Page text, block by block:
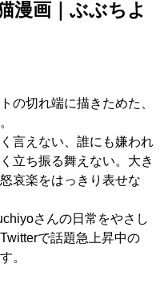
漫画｜ぶぶちよ
の切れ端に描きためた、
言えない、誰にも嫌われ
立ち振る舞えない。大き
哀楽をはっきり表せな
さんの日常をやさし
で話題急上昇中の
。